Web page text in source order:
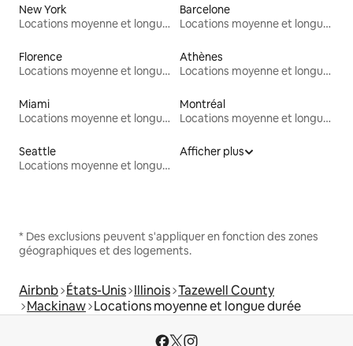
New York
Locations moyenne et longue durée
Barcelone
Locations moyenne et longue durée
Florence
Locations moyenne et longue durée
Athènes
Locations moyenne et longue durée
Miami
Locations moyenne et longue durée
Montréal
Locations moyenne et longue durée
Seattle
Locations moyenne et longue durée
Afficher plus
* Des exclusions peuvent s'appliquer en fonction des zones
géographiques et des logements.
Airbnb États-Unis Illinois Tazewell County
Mackinaw Locations moyenne et longue durée